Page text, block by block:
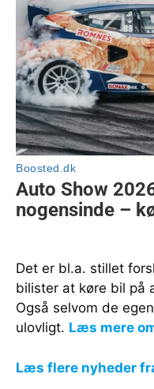
Det er bl.a. stillet
bilister at køre bil på
Også selvom de
ulovligt. Læs mere
Læs flere nyheder